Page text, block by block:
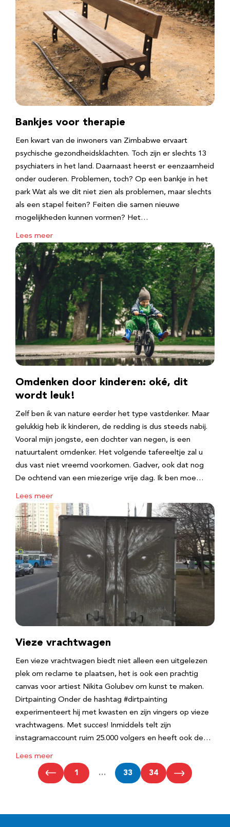
Bankjes voor therapie
Een kwart van de inwoners van Zimbabwe ervaart
psychische gezondheidsklachten. Toch zijn er slechts 13
psychiaters in het land. Daarnaast heerst er eenzaamheid
onder ouderen. Problemen, toch? Op een bankje in het
park Wat als we dit niet zien als problemen, maar slechts
als een stapel feiten? Feiten die samen nieuwe
mogelijkheden kunnen vormen? Het…
Lees meer
Omdenken door kinderen: oké, dit
wordt leuk!
Zelf ben ik van nature eerder het type vastdenker. Maar
gelukkig heb ik kinderen, de redding is dus steeds nabij.
Vooral mijn jongste, een dochter van negen, is een
natuurtalent omdenker. Het volgende tafereeltje zal u
dus vast niet vreemd voorkomen. Gadver, ook dat nog
De ochtend van een miezerige vrije dag. Ik ben moe…
Lees meer
Vieze vrachtwagen
Een vieze vrachtwagen biedt niet alleen een uitgelezen
plek om reclame te plaatsen, het is ook een prachtig
canvas voor artiest Nikita Golubev om kunst te maken.
Dirtpainting Onder de hashtag #dirtpainting
experimenteert hij met kwasten en zijn vingers op vieze
vrachtwagens. Met succes! Inmiddels telt zijn
instagramaccount ruim 25.000 volgers en heeft ook de…
Lees meer
1 … 33 34